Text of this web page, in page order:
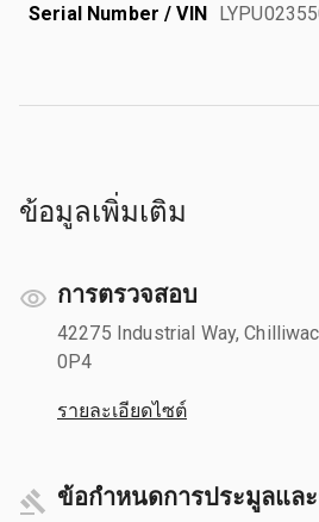
Serial Number / VIN
ข้อมูลเพิ่มเติม
การตรวจสอบ
42275 Industrial Way,
0P4
รายละเอียดไซต์
ข้อกำหนดการประมูลแล